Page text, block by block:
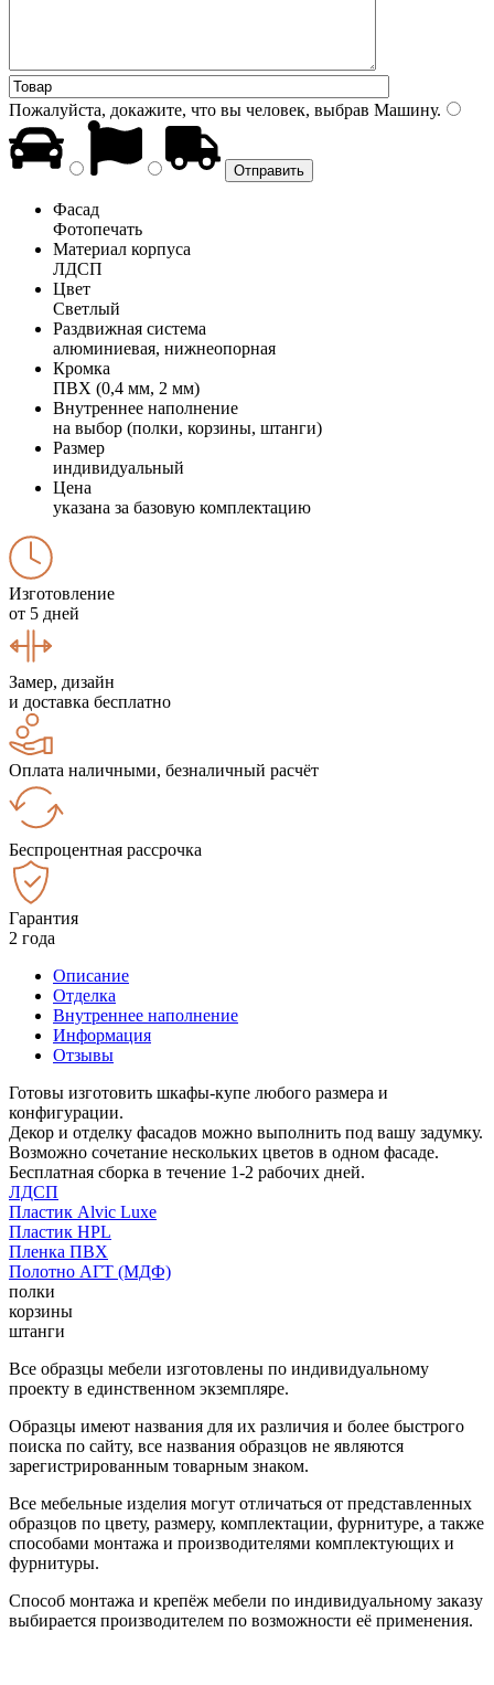
Пожалуйста, докажите, что вы человек, выбрав Машину.
Фасад
Фотопечать
Материал корпуса
ЛДСП
Цвет
Светлый
Раздвижная система
алюминиевая, нижнеопорная
Кромка
ПВХ (0,4 мм, 2 мм)
Внутреннее наполнение
на выбор (полки, корзины, штанги)
Размер
индивидуальный
Цена
указана за базовую комплектацию
Изготовление
от 5 дней
Замер, дизайн
и доставка бесплатно
Оплата наличными, безналичный расчёт
Беспроцентная рассрочка
Гарантия
2 года
Описание
Отделка
Внутреннее наполнение
Информация
Отзывы
Готовы изготовить шкафы-купе любого размера и
конфигурации.
Декор и отделку фасадов можно выполнить под вашу задумку.
Возможно сочетание нескольких цветов в одном фасаде.
Бесплатная сборка в течение 1-2 рабочих дней.
ЛДСП
Пластик Alvic Luxe
Пластик HPL
Пленка ПВХ
Полотно АГТ (МДФ)
полки
корзины
штанги
Все образцы мебели изготовлены по индивидуальному
проекту в единственном экземпляре.
Образцы имеют названия для их различия и более быстрого
поиска по сайту, все названия образцов не являются
зарегистрированным товарным знаком.
Все мебельные изделия могут отличаться от представленных
образцов по цвету, размеру, комплектации, фурнитуре, а также
способами монтажа и производителями комплектующих и
фурнитуры.
Способ монтажа и крепёж мебели по индивидуальному заказу
выбирается производителем по возможности её применения.